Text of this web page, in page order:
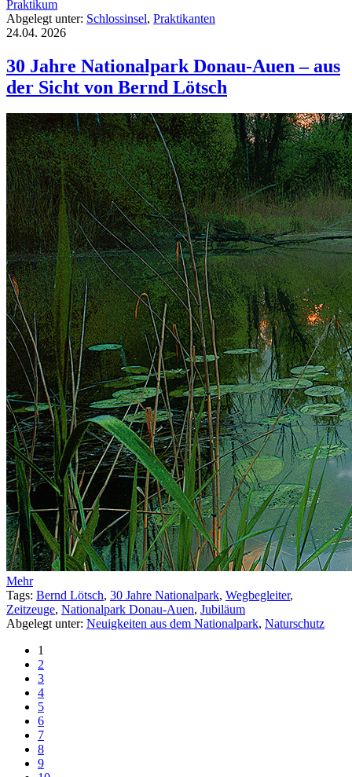
Praktikum
Abgelegt unter: Schlossinsel, Praktikanten
24.04. 2026
30 Jahre Nationalpark Donau-Auen – aus
der Sicht von Bernd Lötsch
Mehr
Tags: Bernd Lötsch, 30 Jahre Nationalpark, Wegbegleiter,
Zeitzeuge, Nationalpark Donau-Auen, Jubiläum
Abgelegt unter: Neuigkeiten aus dem Nationalpark, Naturschutz
1
2
3
4
5
6
7
8
9